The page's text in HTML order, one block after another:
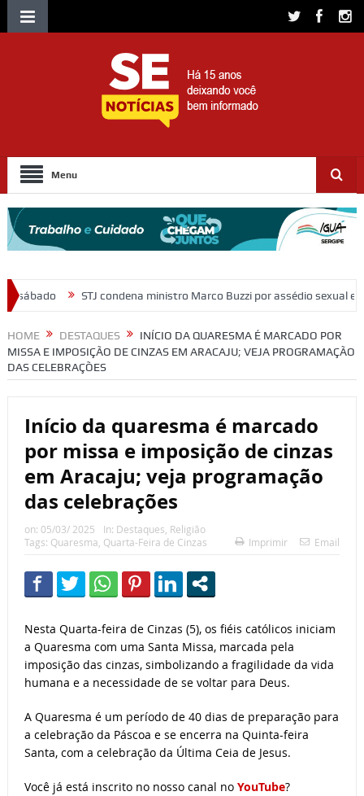
Menu
ministro Marco Buzzi por assédio sexual e importunação
HOME DESTAQUES
INÍCIO DA QUARESMA É MARCADO POR
MISSA E IMPOSIÇÃO DE CINZAS EM ARACAJU; VEJA PROGRAMAÇÃO
DAS CELEBRAÇÕES
Início da quaresma é marcado
por missa e imposição de cinzas
em Aracaju; veja programação
das celebrações
on: 05/03/ 2025 In: Destaques, Religião
Tags: Quaresma, Quarta-Feira de Cinzas Imprimir Email
Nesta Quarta-feira de Cinzas (5), os fiéis católicos iniciam
a Quaresma com uma Santa Missa, marcada pela
imposição das cinzas, simbolizando a fragilidade da vida
humana e a necessidade de se voltar para Deus.
A Quaresma é um período de 40 dias de preparação para
a celebração da Páscoa e se encerra na Quinta-feira
Santa, com a celebração da Última Ceia de Jesus.
Você já está inscrito no nosso canal no YouTube?